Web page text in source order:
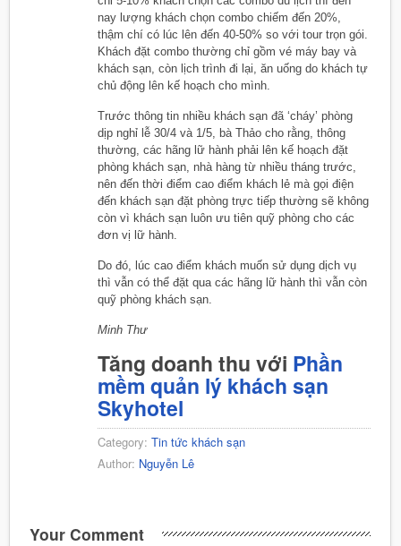
nay lượng khách chọn combo chiếm đến 20%,
thậm chí có lúc lên đến 40-50% so với tour trọn gói.
Khách đặt combo thường chỉ gồm vé máy bay và
khách sạn, còn lịch trình đi lại, ăn uống do khách tự
chủ động lên kế hoạch cho mình.
Trước thông tin nhiều khách sạn đã ‘cháy’ phòng
dịp nghỉ lễ 30/4 và 1/5, bà Thảo cho rằng, thông
thường, các hãng lữ hành phải lên kế hoạch đặt
phòng khách sạn, nhà hàng từ nhiều tháng trước,
nên đến thời điểm cao điểm khách lẻ mà gọi điện
đến khách sạn đặt phòng trực tiếp thường sẽ không
còn vì khách sạn luôn ưu tiên quỹ phòng cho các
đơn vị lữ hành.
Do đó, lúc cao điểm khách muốn sử dụng dịch vụ
thì vẫn có thể đặt qua các hãng lữ hành thì vẫn còn
quỹ phòng khách sạn.
Minh Thư
Tăng doanh thu với Phần
mềm quản lý khách sạn
Skyhotel
Category: Tin tức khách sạn
Author: Nguyễn Lê
Your Comment